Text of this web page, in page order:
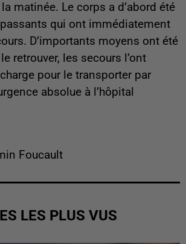
matinée. Le corps a d’abord été
qui ont immédiatement
D’importants moyens ont été
retrouver, les secours l’ont
pour le transporter par
absolue à l’hôpital
Foucault
LES PLUS VUS